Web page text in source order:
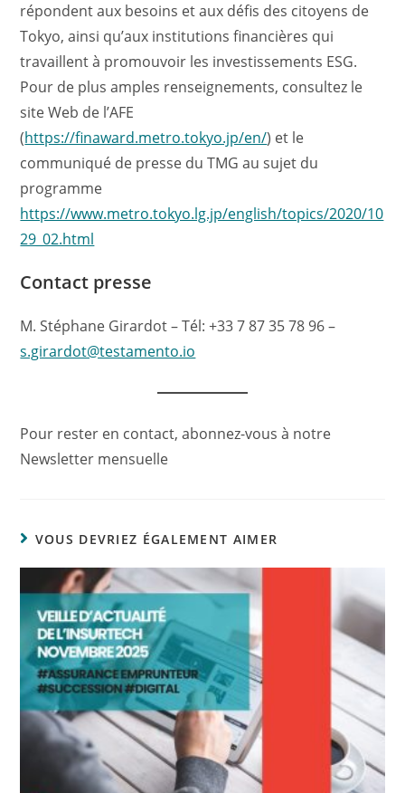
répondent aux besoins et aux défis des citoyens de
Tokyo, ainsi qu’aux institutions financières qui
travaillent à promouvoir les investissements ESG.
Pour de plus amples renseignements, consultez le
site Web de l’AFE
(https://finaward.metro.tokyo.jp/en/) et le
communiqué de presse du TMG au sujet du
programme
https://www.metro.tokyo.lg.jp/english/topics/2020/10
29_02.html
Contact presse
M. Stéphane Girardot – Tél: +33 7 87 35 78 96 –
s.girardot@testamento.io
Pour rester en contact, abonnez-vous à notre
Newsletter mensuelle
VOUS DEVRIEZ ÉGALEMENT AIMER